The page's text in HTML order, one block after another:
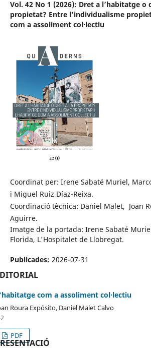
Vol. 42 No 1 (2026): Dret a l’habitatge o
propietat? Entre l’individualisme
com a assoliment col·lectiu
Coordinat per: Irene Sabaté Muriel,
i Miguel Ruiz Díaz-Reixa.
Coordinació tècnica: Daniel Malet, Joan
Aguirre.
Imatge de la portada: Irene Sabaté
Florida, L'Hospitalet de Llobregat.
Publicades: 2026-07-31
com a assoliment col·lectiu
Roura Expósito, Daniel Malet Calvo
PDF